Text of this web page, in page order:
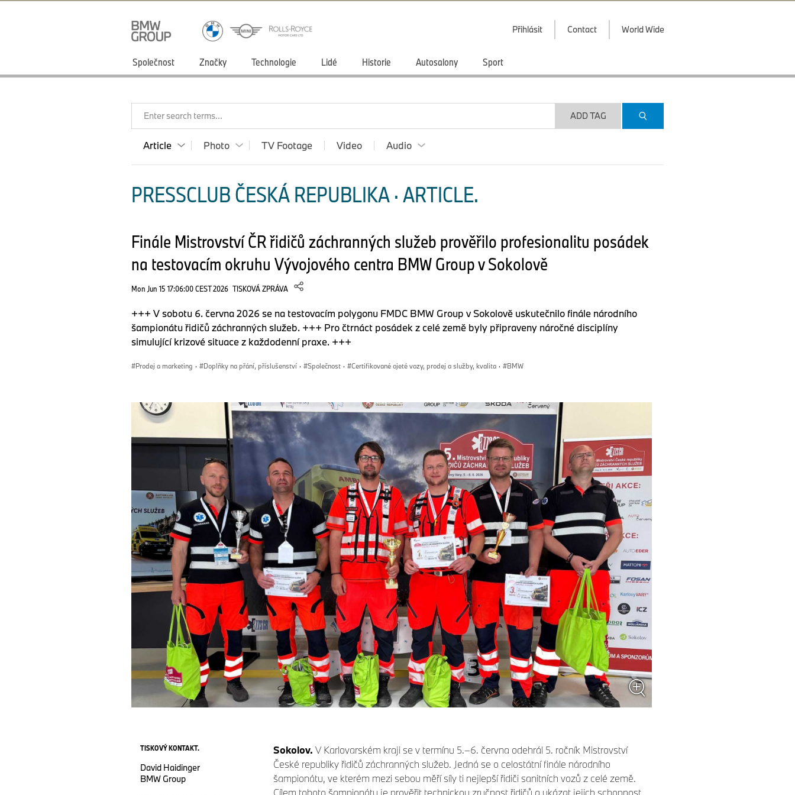
Přihlásit Contact World Wide
Společnost Značky Technologie Lidé Historie Autosalony Sport
Enter search terms... ADD TAG
Article Photo TV Footage Video Audio
PRESSCLUB ČESKÁ REPUBLIKA · ARTICLE.
Finále Mistrovství ČR řidičů záchranných služeb prověřilo profesionalitu posádek
na testovacím okruhu Vývojového centra BMW Group v Sokolově
Mon Jun 15 17:06:00 CEST 2026 TISKOVÁ ZPRÁVA
+++ V sobotu 6. června 2026 se na testovacím polygonu FMDC BMW Group v Sokolově uskutečnilo finále národního
šampionátu řidičů záchranných služeb. +++ Pro čtrnáct posádek z celé země byly připraveny náročné disciplíny
simulující krizové situace z každodenní praxe. +++
Prodej a marketing · Doplňky na přání, příslušenství · Společnost · Certifikované ojeté vozy, prodej a služby, kvalita · BMW
TISKOVÝ KONTAKT.
David Haidinger
BMW Group
Sokolov. V Karlovarském kraji se v termínu 5.–6. června odehrál 5. ročník Mistrovství
České republiky řidičů záchranných služeb. Jedná se o celostátní finále národního
šampionátu, ve kterém mezi sebou měří síly ti nejlepší řidiči sanitních vozů z celé země.
Cílem tohoto šampionátu je prověřit technickou zručnost řidičů a ukázat jejich schopnost